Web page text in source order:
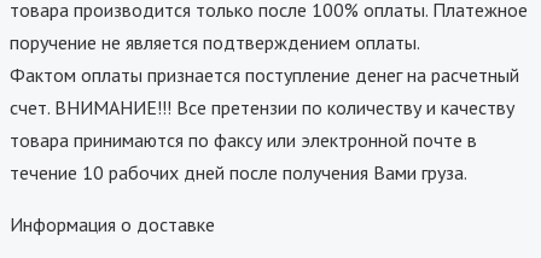
товара производится только после 100% оплаты. Платежное
поручение не является подтверждением оплаты.
Фактом оплаты признается поступление денег на расчетный
счет. ВНИМАНИЕ!!! Все претензии по количеству и качеству
товара принимаются по факсу или электронной почте в
течение 10 рабочих дней после получения Вами груза.
Информация о доставке